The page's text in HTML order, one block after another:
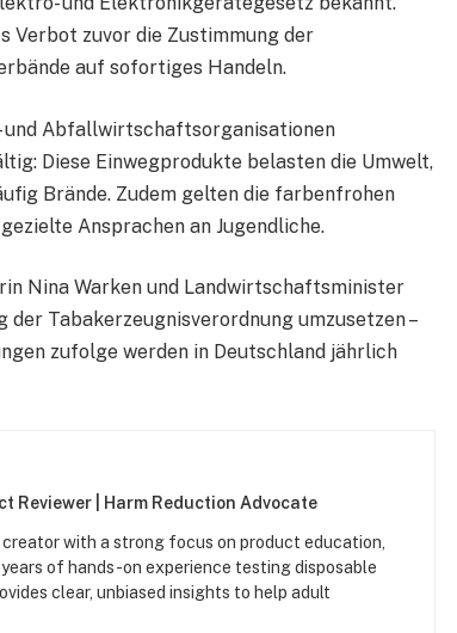
Verbot zuvor die Zustimmung der
auf sofortiges Handeln.
und Abfallwirtschaftsorganisationen
Diese Einwegprodukte belasten die Umwelt,
Brände. Zudem gelten die farbenfrohen
Ansprachen an Jugendliche.
Nina Warken und Landwirtschaftsminister
Tabakerzeugnisverordnung umzusetzen –
zufolge werden in Deutschland jährlich
Reviewer | Harm Reduction Advocate
with a strong focus on product education,
of hands-on experience testing disposable
clear, unbiased insights to help adult